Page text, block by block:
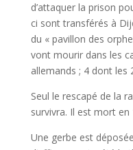
d’attaquer la prison
ci sont transférés à
du « pavillon des
vont mourir dans les
allemands ; 4 dont les
Seul le rescapé de la
survivra. Il est mort en
Une gerbe est